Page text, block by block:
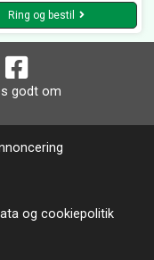
Ring og bestil
godt om
og cookiepolitik